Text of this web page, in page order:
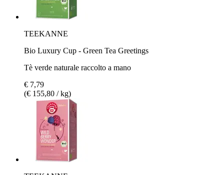
TEEKANNE
Bio Luxury Cup - Green Tea Greetings
Tè verde naturale raccolto a mano
€ 7,79
(€ 155,80 / kg)